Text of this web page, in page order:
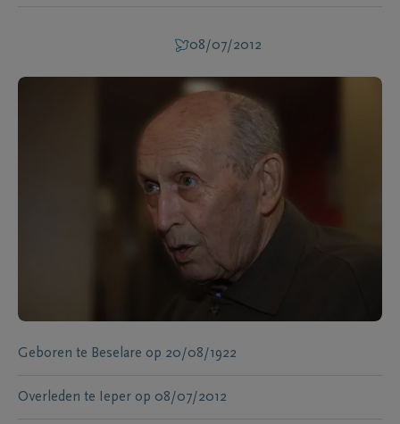
08/07/2012
Geboren te Beselare op 20/08/1922
Overleden te Ieper op 08/07/2012